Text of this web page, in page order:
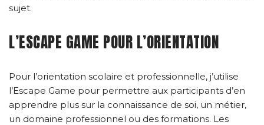
sujet.
L’ESCAPE GAME POUR L’ORIENTATION
Pour l’orientation scolaire et professionnelle, j’utilise
l’Escape Game pour permettre aux participants d’en
apprendre plus sur la connaissance de soi, un métier,
un domaine professionnel ou des formations. Les